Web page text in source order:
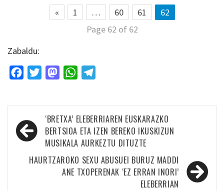
« 1 … 60 61
62
Page 62 of 62
Zabaldu:
FacebookTwitterMastodonWhatsApp
Bidalketetan
zehar
nabigatu
‘BRETXA’ ELEBERRIAREN EUSKARAZKO
BERTSIOA ETA IZEN BEREKO IKUSKIZUN
MUSIKALA AURKEZTU DITUZTE
HAURTZAROKO SEXU ABUSUEI BURUZ MADDI
ANE TXOPERENAK ‘EZ ERRAN INORI’
ELEBERRIAN